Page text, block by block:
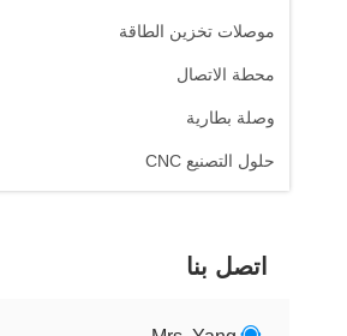
موصلات تخزين الطاقة
محطة الاتصال
وصلة بطارية
حلول التصنيع CNC
اتصل بنا